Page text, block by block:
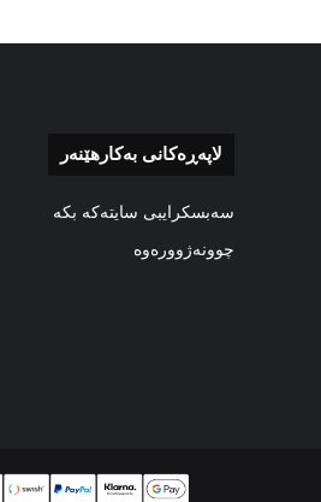
لاپەڕەکانی بەکارهێنەر
سەبسکرایبی سایتەکە بکە
چوونەژوورەوە